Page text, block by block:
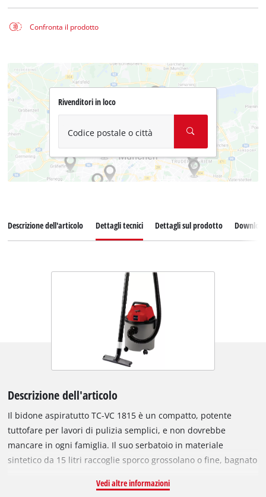
Confronta il prodotto
Rivenditori in loco
Codice postale o città
Descrizione dell'articolo Dettagli tecnici Dettagli sul prodotto
Descrizione dell'articolo
Il bidone aspiratutto TC-VC 1815 è un compatto, potente
tuttofare per lavori di pulizia semplici, e non dovrebbe
mancare in ogni famiglia. Il suo serbatoio in materiale
sintetico da 15 litri raccoglie sporco grossolano o fine, bagnato
non solo un buon livello di potenza di aspirazione, ma anche
Vedi altre informazioni